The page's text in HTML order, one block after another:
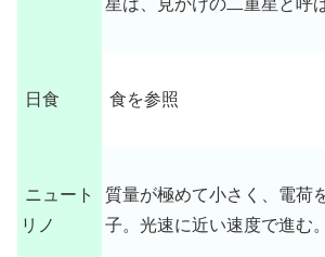
日食 食を参照
ニュート
リノ
質量が極めて小さく、電荷
子。光速に近い速度で進む。